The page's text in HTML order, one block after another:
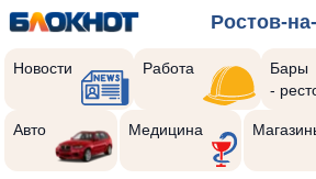
Ростов-
Новости Работа
Бары
-
Авто Медицина